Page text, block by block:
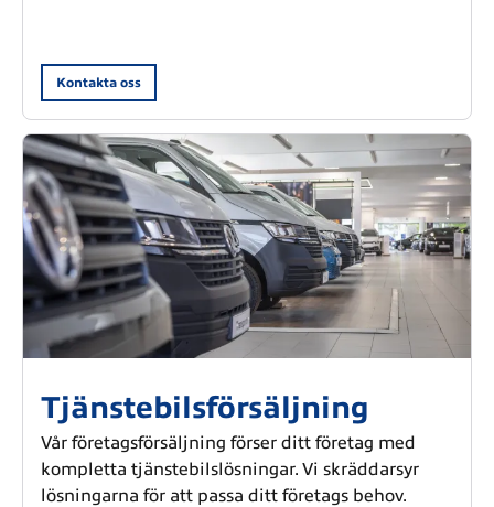
Kontakta oss
Tjänstebilsförsäljning
Vår företagsförsäljning förser ditt företag med
kompletta tjänstebilslösningar. Vi skräddarsyr
lösningarna för att passa ditt företags behov.